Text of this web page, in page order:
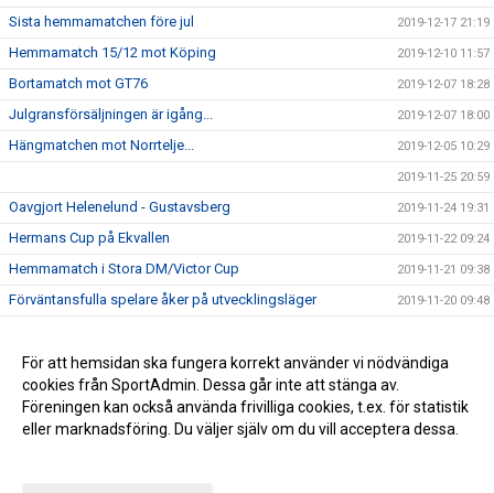
Sista hemmamatchen före jul 2019-12-17 21:19
Hemmamatch 15/12 mot Köping 2019-12-10 11:57
Bortamatch mot GT76 2019-12-07 18:28
Julgransförsäljningen är igång... 2019-12-07 18:00
Hängmatchen mot Norrtelje... 2019-12-05 10:29
2019-11-25 20:59
Oavgjort Helenelund - Gustavsberg 2019-11-24 19:31
Hermans Cup på Ekvallen 2019-11-22 09:24
Hemmamatch i Stora DM/Victor Cup 2019-11-21 09:38
Förväntansfulla spelare åker på utvecklingsläger 2019-11-20 09:48
Ledar- och föräldraföreläsning 10/11 2019-10-21 14:11
Årsmöte 11 juni 2019 2019-09-12 08:08
För att hemsidan ska fungera korrekt använder vi nödvändiga
cookies från SportAdmin. Dessa går inte att stänga av.
Föreningen kan också använda frivilliga cookies, t.ex. för statistik
eller marknadsföring. Du väljer själv om du vill acceptera dessa.